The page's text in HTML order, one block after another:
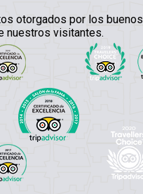
otorgados por los buenos
nuestros visitantes.